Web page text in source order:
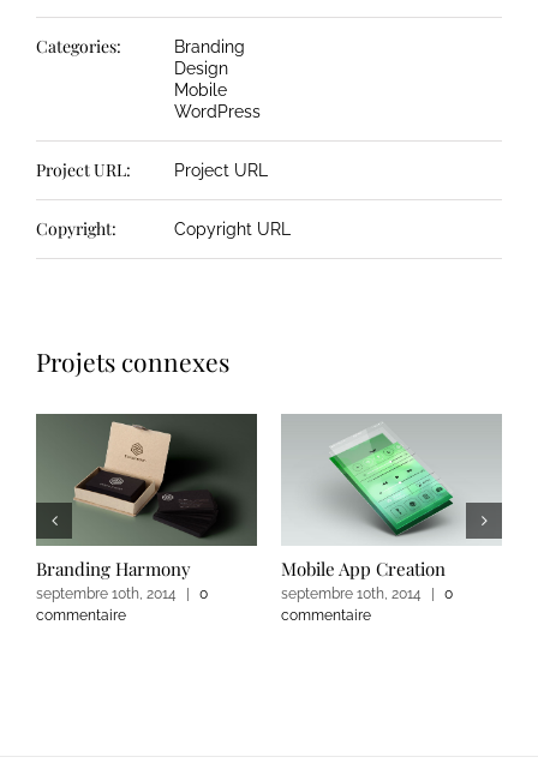
Categories:
Branding
Design
Mobile
WordPress
Project URL: Project URL
Copyright: Copyright URL
Projets connexes
Branding Harmony
septembre 10th, 2014
0
commentaire
Mobile App Creation
septembre 10th, 2014
0
commentaire